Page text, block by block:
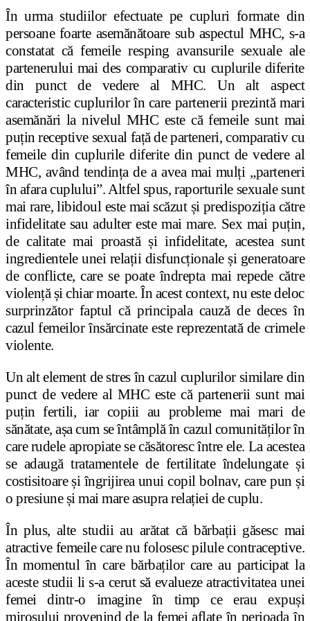
În urma studiilor efectuate pe cupluri formate din
persoane foarte asemănătoare sub aspectul MHC, s-a
constatat că femeile resping avansurile sexuale ale
partenerului mai des comparativ cu cuplurile diferite
din punct de vedere al MHC. Un alt aspect
caracteristic cuplurilor în care partenerii prezintă mari
asemănări la nivelul MHC este că femeile sunt mai
puțin receptive sexual față de parteneri, comparativ cu
femeile din cuplurile diferite din punct de vedere al
MHC, având tendința de a avea mai mulți „parteneri
în afara cuplului”. Altfel spus, raporturile sexuale sunt
mai rare, libidoul este mai scăzut și predispoziția către
infidelitate sau adulter este mai mare. Sex mai puțin,
de calitate mai proastă și infidelitate, acestea sunt
ingredientele unei relații disfuncționale și generatoare
de conflicte, care se poate îndrepta mai repede către
violență și chiar moarte. În acest context, nu este deloc
surprinzător faptul că principala cauză de deces în
cazul femeilor însărcinate este reprezentată de crimele
violente.
Un alt element de stres în cazul cuplurilor similare din
punct de vedere al MHC este că partenerii sunt mai
puțin fertili, iar copiii au probleme mai mari de
sănătate, așa cum se întâmplă în cazul comunităților în
care rudele apropiate se căsătoresc între ele. La acestea
se adaugă tratamentele de fertilitate îndelungate și
costisitoare și îngrijirea unui copil bolnav, care pun și
o presiune și mai mare asupra relației de cuplu.
În plus, alte studii au arătat că bărbații găsesc mai
atractive femeile care nu folosesc pilule contraceptive.
În momentul în care bărbaților care au participat la
aceste studii li s-a cerut să evalueze atractivitatea unei
femei dintr-o imagine în timp ce erau expuși
mirosului provenind de la femei aflate în perioada în